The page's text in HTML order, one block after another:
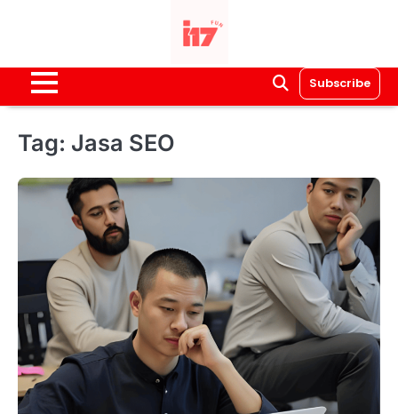
Subscribe
Tag: Jasa SEO